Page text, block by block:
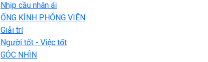
Nhịp cầu nhân ái
ỐNG KÍNH PHÓNG VIÊN
Giải trí
Người tốt - Việc tốt
GÓC NHÌN